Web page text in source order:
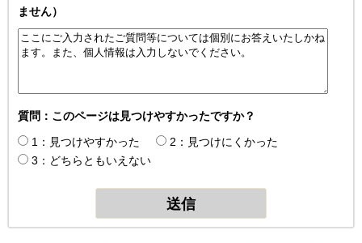
ません）
質問：このページは見つけやすかったですか？
1：見つけやすかった
2：見つけにくかった
3：どちらともいえない